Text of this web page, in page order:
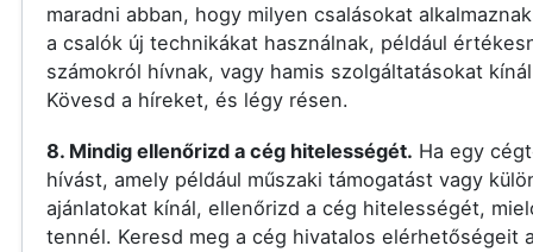
maradni abban, hogy milyen csalásokat
a csalók új technikákat használnak, például
számokról hívnak, vagy hamis szolgáltatásokat
Kövesd a híreket, és légy résen.
8. Mindig ellenőrizd a cég hitelességét. Ha egy
hívást, amely például műszaki támogatást vagy
ajánlatokat kínál, ellenőrizd a cég hitelességét,
tennél. Keresd meg a cég hivatalos elérhetőségeit